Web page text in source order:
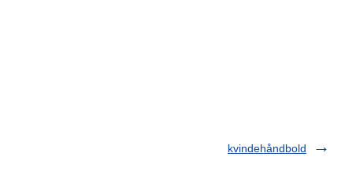
kvindehåndbold